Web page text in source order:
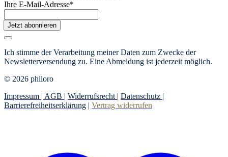
Ihre E-Mail-Adresse*
Jetzt abonnieren
Ich stimme der Verarbeitung meiner Daten zum Zwecke der
Newsletterversendung zu. Eine Abmeldung ist jederzeit möglich.
© 2026 philoro
Impressum | AGB | Widerrufsrecht | Datenschutz |
Barrierefreiheitserklärung | Vertrag widerrufen